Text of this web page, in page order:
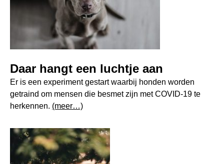
Daar hangt een luchtje aan
Er is een experiment gestart waarbij honden worden
getraind om mensen die besmet zijn met COVID-19 te
herkennen. (meer…)